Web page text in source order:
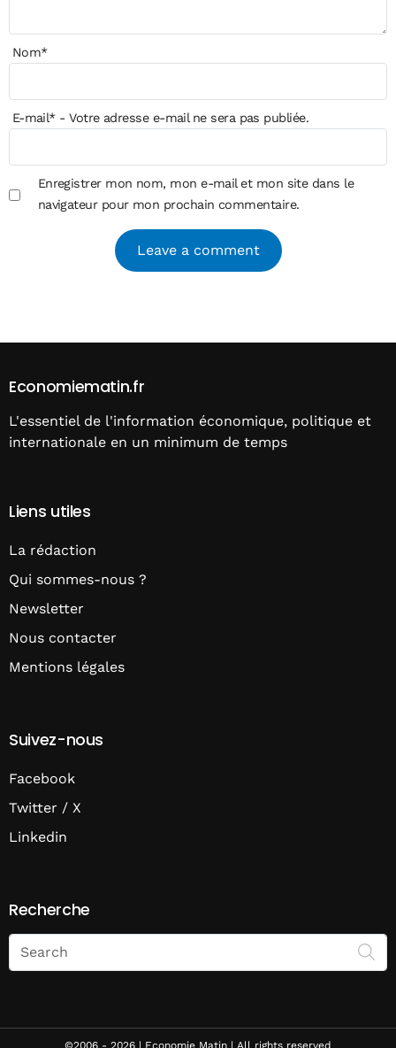
Nom*
E-mail*- Votre adresse e-mail ne sera pas publiée.
Enregistrer mon nom, mon e-mail et mon site dans le
navigateur pour mon prochain commentaire.
Economiematin.fr
L'essentiel de l'information économique, politique et
internationale en un minimum de temps
Liens utiles
La rédaction
Qui sommes-nous ?
Newsletter
Nous contacter
Mentions légales
Suivez-nous
Facebook
Twitter / X
Linkedin
Recherche
Search
on
Economie